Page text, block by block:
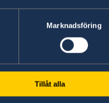
Marknadsföring
Tillåt alla
man om ett
i Ulan